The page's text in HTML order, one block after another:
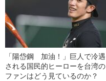
「陽岱鋼 加油！」巨人で冷遇
される国民的ヒーローを台湾の
ファンはどう見ているのか？